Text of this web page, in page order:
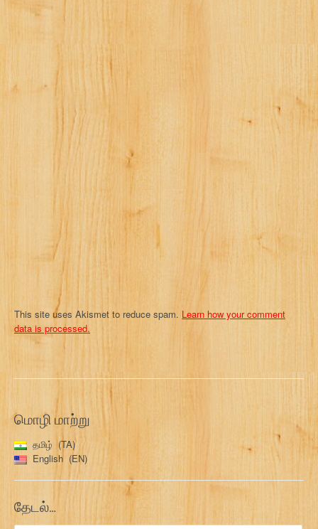
This site uses Akismet to reduce spam. Learn how your comment
data is processed.
மொழி மாற்று
தமிழ்
TA
English
EN
தேடல்…